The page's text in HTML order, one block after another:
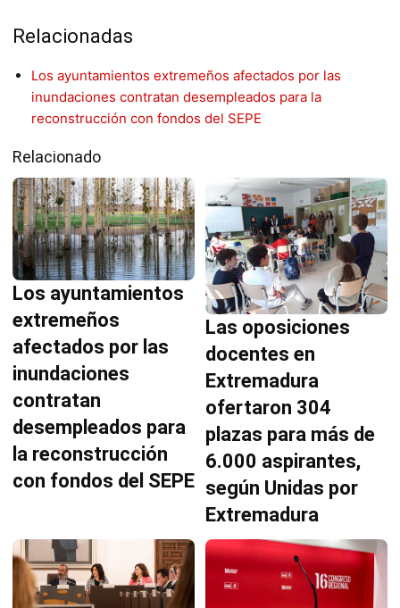
Relacionadas
Los ayuntamientos extremeños afectados por las
inundaciones contratan desempleados para la
reconstrucción con fondos del SEPE
Relacionado
Los ayuntamientos
extremeños
afectados por las
inundaciones
contratan
desempleados para
la reconstrucción
con fondos del SEPE
Las oposiciones
docentes en
Extremadura
ofertaron 304
plazas para más de
6.000 aspirantes,
según Unidas por
Extremadura